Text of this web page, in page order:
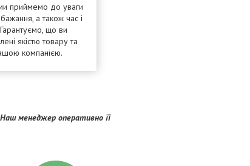
приймемо до уваги
а також час і
що ви
якістю товару та
компанією.
менеджер оперативно її